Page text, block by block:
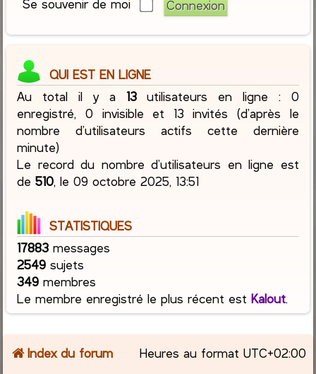
Se souvenir de moi
QUI EST EN LIGNE
Au total il y a 13utilisateurs en ligne : 0
enregistré, 0 invisible et 13 invités (d’après le
nombre d’utilisateurs actifs cette dernière
minute)
Le record du nombre d’utilisateurs en ligne est
de510, le 09 octobre 2025, 13:51
STATISTIQUES
17883 messages
2549 sujets
349 membres
Le membre enregistré le plus récent estKalout.
Index du forum Heures au format UTC+02:00